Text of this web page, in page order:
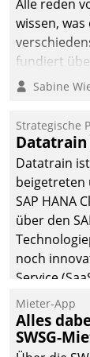
Alle reden
wissen,
fundiert
klären. Ein
Prozesse.
mit der
getan. Die
die
und zu
Sabine
Strategische
Datatrain
Datatrain
beigetreten
SAP HANA
über den
noch
Service
Mieter-App
Alles
SWSG-